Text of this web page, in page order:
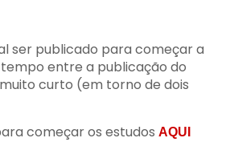
ser publicado para começar a
entre a publicação do
curto (em torno de dois
começar os estudos AQUI